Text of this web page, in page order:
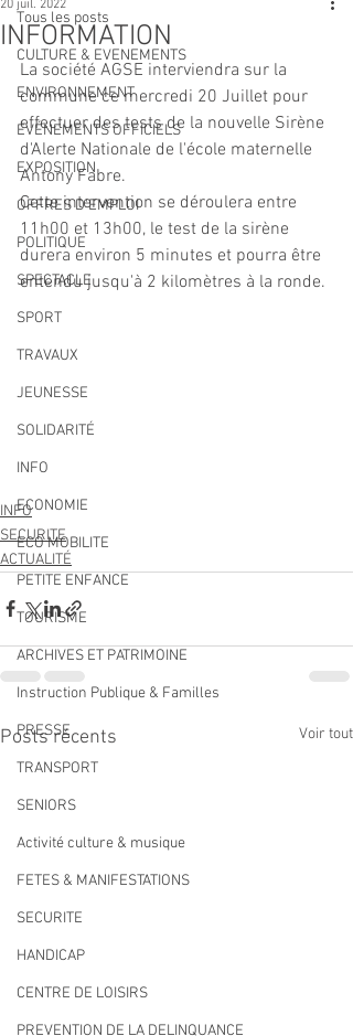
Tous les posts
CULTURE & EVENEMENTS
ENVIRONNEMENT
ÉVÉNEMENTS OFFICIELS
EXPOSITION
OFFRES D'EMPLOI
POLITIQUE
SPECTACLE
SPORT
TRAVAUX
JEUNESSE
SOLIDARITÉ
INFO
ECONOMIE
ECO MOBILITE
PETITE ENFANCE
TOURISME
ARCHIVES ET PATRIMOINE
Instruction Publique & Familles
PRESSE
TRANSPORT
SENIORS
Activité culture & musique
FETES & MANIFESTATIONS
SECURITE
HANDICAP
CENTRE DE LOISIRS
PREVENTION DE LA DELINQUANCE
INFORMATION
20 juil. 2022
La société AGSE interviendra sur la
commune ce mercredi 20 Juillet pour
effectuer des tests de la nouvelle Sirène
d'Alerte Nationale de l'école maternelle
Antony Fabre.
Cette intervention se déroulera entre
11h00 et 13h00, le test de la sirène
durera environ 5 minutes et pourra être
entendu jusqu'à 2 kilomètres à la ronde.
INFO
SECURITE
ACTUALITÉ
Posts récents Voir tout